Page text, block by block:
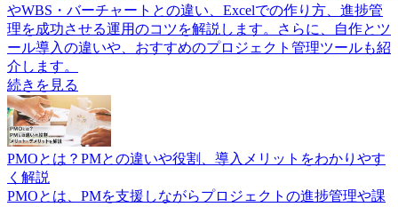
やWBS・バーチャートとの違い、Excelでの作り方、進捗管
理を成功させる運用のコツを解説します。さらに、自作とツ
ール導入の違いや、おすすめのプロジェクト管理ツールも紹
介します。
続きを見る
PMOとは？PMとの違いや役割、導入メリットをわかりやす
く解説
PMOとは、PMを支援しながらプロジェクトの進捗管理や課